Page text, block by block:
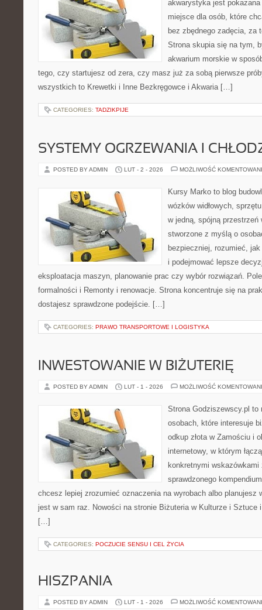
akwarystyka jest
miejsce dla osób, które
bez zbędnego zadęcia, za
Strona skupia się na tym,
akwarium morskie w
tego, czy startujesz od zera, czy masz już za sobą pierwsze
wszystkich to Krewetki i Inne Bezkręgowce i Akwaria […]
CATEGORIES: TADZIKPIJE
SYSTEMY OGRZEWANIA I
POSTED BY ADMIN LUT - 2 - 2026 MOŻLIWOŚĆ
Kursy Marko to blog
wózków widłowych,
w jedną, spójną przestrzeń
stworzone z myślą o
bezpieczniej, rozumieć,
i podejmować lepsze
eksploatacja maszyn, planowanie prac czy wybór rozwiązań.
formalności i Remonty i renowacje. Strona koncentruje się na
dostajesz sprawdzone podejście. […]
CATEGORIES: PRAWO TRANSPORTOWE I LOGISTYKA
INWESTOWANIE W BIŻUTERIĘ
POSTED BY ADMIN LUT - 1 - 2026 MOŻLIWOŚĆ
Strona Godziszewscy.pl
osobach, które interesuje
odkup złota w Zamościu i
internetowy, w którym
konkretnymi
sprawdzonego
chcesz lepiej zrozumieć oznaczenia na wyrobach albo planujesz
jest w sam raz. Nowości na stronie Biżuteria w Kulturze i Sztuce
[…]
CATEGORIES: POCZUCIE SENSU I CEL ŻYCIA
HISZPANIA
POSTED BY ADMIN LUT - 1 - 2026 MOŻLIWOŚĆ